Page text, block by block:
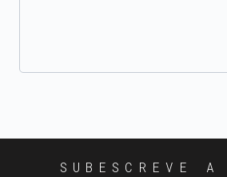
SUBESCREVE A